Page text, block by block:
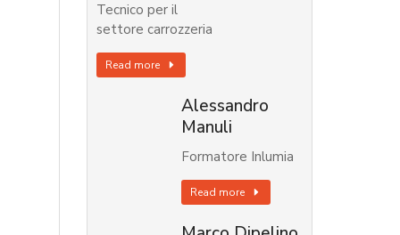
Tecnico per il
settore carrozzeria
Read more
Alessandro
Manuli
Formatore Inlumia
Read more